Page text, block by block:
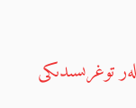
توغرىسىدىكى